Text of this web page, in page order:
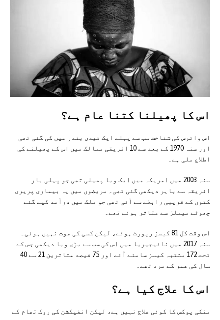
اس کا پھیلنا کتنا عام ہے؟
اس وائرس کی شناخت سب سے پہلے ایک قیدی بندر میں کی گئی تھی
اور سنہ 1970 کے بعد سے 10 افریقی ممالک میں اس کے پھیلنے کی
اطلاع ملی ہے۔
سنہ 2003 میں امریکہ میں ایک وبا پھیلی تھی جو پہلی بار
افریقہ سے باہر دیکھی گئی تھی۔ مریضوں میں یہ بیماری پریری
کتوں کے قریبی رابطے سے آئی تھی جو ملک میں درآمد کیے گئے
چھوٹے میملز سے متاثر ہوئے تھے۔
اس وقت کل 81 کیسز رپورٹ ہوئے، لیکن کسی کی موت نہیں ہوئی۔
سنہ 2017 میں نائیجیریا میں اس کی سب سے بڑی وبا دیکھی جس کے
تحت 172 مشتبہ کیسز سامنے آئے اور 75 فیصد متاثرین 21 سے 40
سال کی عمر کے مرد تھے۔
اس کا علاج کیا ہے؟
منکی پوکس کا کوئی علاج نہیں ہے، لیکن انفیکشن کی روک تھام کے